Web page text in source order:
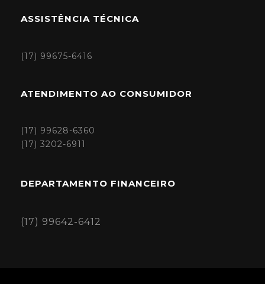
ASSISTÊNCIA TÉCNICA
(17) 99675-6416
ATENDIMENTO AO CONSUMIDOR
(17) 99628-6360
(17) 3202-6911
DEPARTAMENTO FINANCEIRO
(17) 99642-6412